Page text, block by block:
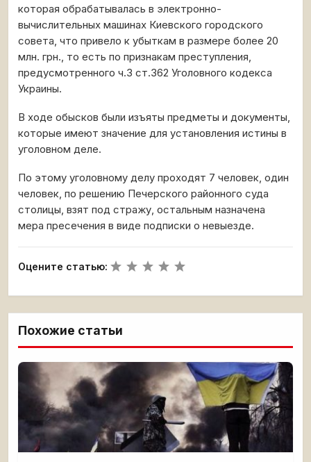
которая обрабатывалась в электронно-
вычислительных машинах Киевского городского
совета, что привело к убыткам в размере более 20
млн. грн., то есть по признакам преступления,
предусмотренного ч.3 ст.362 Уголовного кодекса
Украины.
В ходе обысков были изъяты предметы и документы,
которые имеют значение для установления истины в
уголовном деле.
По этому уголовному делу проходят 7 человек, один
человек, по решению Печерского районного суда
столицы, взят под стражу, остальным назначена
мера пресечения в виде подписки о невыезде.
Оцените статью:
Похожие статьи